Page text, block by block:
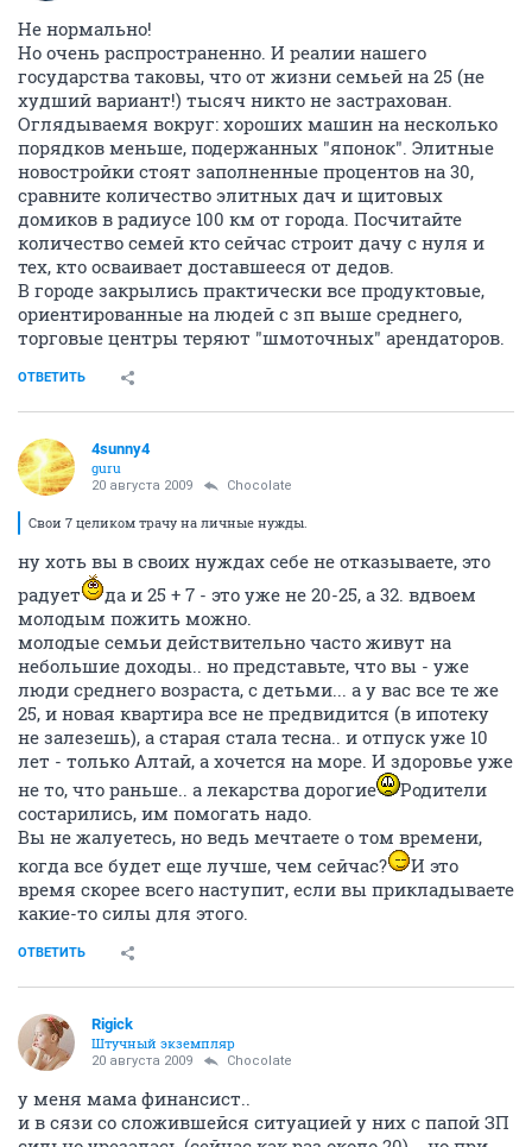
Не нормально!
Но очень распространенно. И реалии нашего
государства таковы, что от жизни семьей на 25 (не
худший вариант!) тысяч никто не застрахован.
Оглядываемя вокруг: хороших машин на несколько
порядков меньше, подержанных "японок". Элитные
новостройки стоят заполненные процентов на 30,
сравните количество элитных дач и щитовых
домиков в радиусе 100 км от города. Посчитайте
количество семей кто сейчас строит дачу с нуля и
тех, кто осваивает доставшееся от дедов.
В городе закрылись практически все продуктовые,
ориентированные на людей с зп выше среднего,
торговые центры теряют "шмоточных" арендаторов.
ОТВЕТИТЬ
4sunny4
guru
20 августа 2009 Chocolate
Свои 7 целиком трачу на личные нужды.
ну хоть вы в своих нуждах себе не отказываете, это
радует
да и 25 + 7 - это уже не 20-25, а 32. вдвоем
молодым пожить можно.
молодые семьи действительно часто живут на
небольшие доходы.. но представьте, что вы - уже
люди среднего возраста, с детьми... а у вас все те же
25, и новая квартира все не предвидится (в ипотеку
не залезешь), а старая стала тесна.. и отпуск уже 10
лет - только Алтай, а хочется на море. И здоровье уже
не то, что раньше.. а лекарства дорогие
Родители
состарились, им помогать надо.
Вы не жалуетесь, но ведь мечтаете о том времени,
когда все будет еще лучше, чем сейчас?
И это
время скорее всего наступит, если вы прикладываете
какие-то силы для этого.
ОТВЕТИТЬ
Rigick
Штучный экземпляр
20 августа 2009 Chocolate
у меня мама финансист..
и в сязи со сложившейся ситуацией у них с папой ЗП